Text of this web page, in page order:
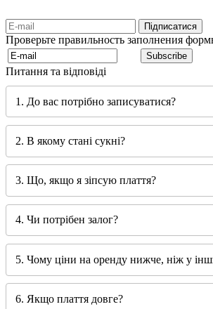
Проверьте правильность заполнения
Питання та відповіді
1. До вас потрібно записуватися?
2. В якому стані сукні?
3. Що, якщо я зіпсую плаття?
4. Чи потрібен залог?
5. Чому ціни на оренду нижче, ніж у
6. Якщо плаття довге?